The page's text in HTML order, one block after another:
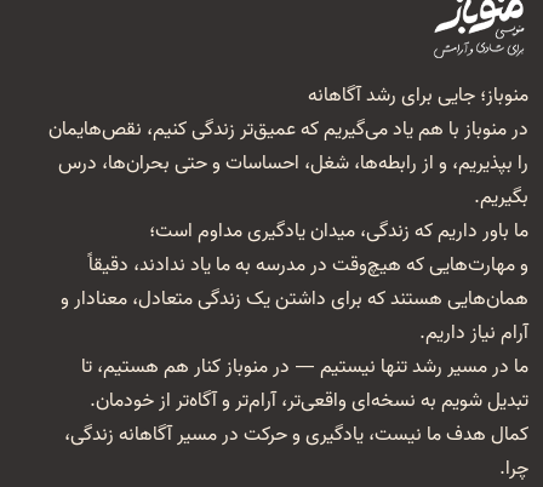
منوباز؛ جایی برای رشد آگاهانه
در منوباز با هم یاد می‌گیریم که عمیق‌تر زندگی کنیم، نقص‌هایمان
را بپذیریم، و از رابطه‌ها، شغل‌، احساسات و حتی بحران‌ها، درس
بگیریم.
ما باور داریم که زندگی، میدان یادگیری مداوم است؛
و مهارت‌هایی که هیچ‌وقت در مدرسه به ما یاد ندادند، دقیقاً
همان‌هایی هستند که برای داشتن یک زندگی متعادل، معنا‌دار و
آرام نیاز داریم.
ما در مسیر رشد تنها نیستیم — در منوباز کنار هم هستیم، تا
تبدیل شویم به نسخه‌ای واقعی‌تر، آرام‌تر و آگاه‌تر از خودمان.
کمال هدف ما نیست، یادگیری و حرکت در مسیر آگاهانه زندگی،
چرا.